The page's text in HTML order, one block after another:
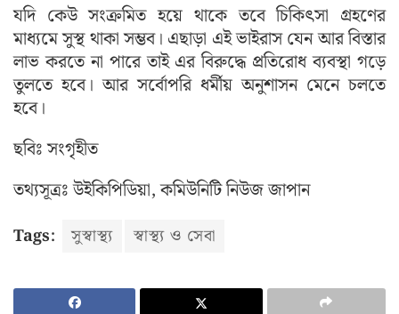
যদি কেউ সংক্রমিত হয়ে থাকে তবে চিকিৎসা গ্রহণের
মাধ্যমে সুস্থ থাকা সম্ভব। এছাড়া এই ভাইরাস যেন আর বিস্তার
লাভ করতে না পারে তাই এর বিরুদ্ধে প্রতিরোধ ব্যবস্থা গড়ে
তুলতে হবে। আর সর্বোপরি ধর্মীয় অনুশাসন মেনে চলতে
হবে।
ছবিঃ সংগৃহীত
তথ্যসূত্রঃ উইকিপিডিয়া, কমিউনিটি নিউজ জাপান
Tags: সুস্বাস্থ্য স্বাস্থ্য ও সেবা